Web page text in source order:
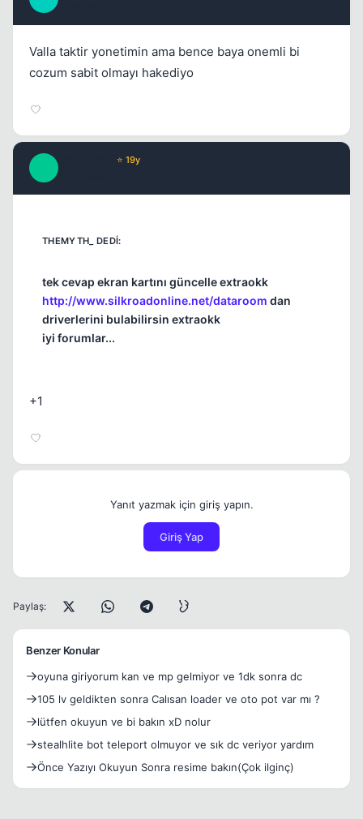
Valla taktir yonetimin ama bence baya onemli bi
cozum sabit olmayı hakediyo
⭐ 19y
tek cevap ekran kartını güncelle extraokk
http://www.silkroadonline.net/dataroom dan
driverlerini bulabilirsin extraokk
iyi forumlar...
+1
Yanıt yazmak için giriş yapın.
Giriş Yap
Paylaş:
Benzer Konular
oyuna giriyorum kan ve mp gelmiyor ve 1dk sonra dc
105 lv geldikten sonra Calısan loader ve oto pot var mı ?
lütfen okuyun ve bi bakın xD nolur
stealhlite bot teleport olmuyor ve sık dc veriyor yardım
Önce Yazıyı Okuyun Sonra resime bakın(Çok ilginç)